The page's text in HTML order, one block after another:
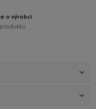
o výrobci